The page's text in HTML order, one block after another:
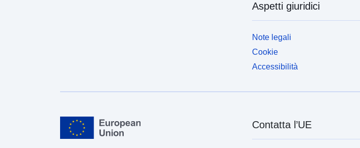
Aspetti giuridici
Note legali
Cookie
Accessibilità
Contatta l’UE